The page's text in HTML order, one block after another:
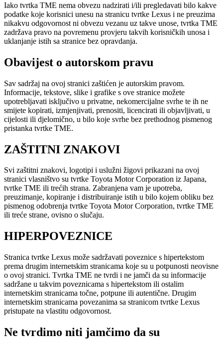
Iako tvrtka TME nema obvezu nadzirati i/ili pregledavati bilo kakve
podatke koje korisnici unesu na stranicu tvrtke Lexus i ne preuzima
nikakvu odgovornost ni obvezu vezanu uz takve unose, tvrtka TME
zadržava pravo na povremenu provjeru takvih korisničkih unosa i
uklanjanje istih sa stranice bez opravdanja.
Obavijest o autorskom pravu
Sav sadržaj na ovoj stranici zaštićen je autorskim pravom.
Informacije, tekstove, slike i grafike s ove stranice možete
upotrebljavati isključivo u privatne, nekomercijalne svrhe te ih ne
smijete kopirati, izmjenjivati, prenositi, licencirati ili objavljivati, u
cijelosti ili djelomično, u bilo koje svrhe bez prethodnog pismenog
pristanka tvrtke TME.
ZAŠTITNI ZNAKOVI
Svi zaštitni znakovi, logotipi i uslužni žigovi prikazani na ovoj
stranici vlasništvo su tvrtke Toyota Motor Corporation iz Japana,
tvrtke TME ili trećih strana. Zabranjena vam je upotreba,
preuzimanje, kopiranje i distribuiranje istih u bilo kojem obliku bez
pismenog odobrenja tvrtke Toyota Motor Corporation, tvrtke TME
ili treće strane, ovisno o slučaju.
HIPERPOVEZNICE
Stranica tvrtke Lexus može sadržavati poveznice s hipertekstom
prema drugim internetskim stranicama koje su u potpunosti neovisne
o ovoj stranici. Tvrtka TME ne tvrdi i ne jamči da su informacije
sadržane u takvim poveznicama s hipertekstom ili ostalim
internetskim stranicama točne, potpune ili autentične. Drugim
internetskim stranicama povezanima sa stranicom tvrtke Lexus
pristupate na vlastitu odgovornost.
Ne tvrdimo niti jamčimo da su